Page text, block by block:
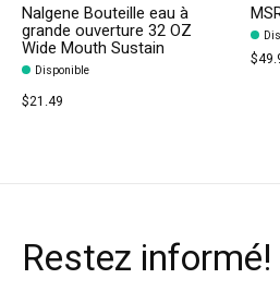
Nalgene Bouteille eau à
grande ouverture 32 OZ
Wide Mouth Sustain
Disponible
$21.49
Restez informé!